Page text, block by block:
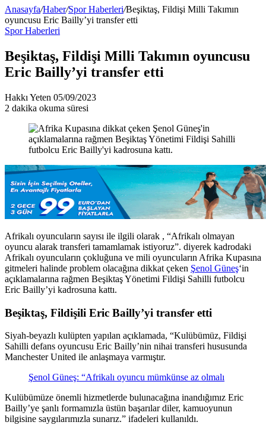
Anasayfa/Haber/Spor Haberleri/Beşiktaş, Fildişi Milli Takımın
oyuncusu Eric Bailly’yi transfer etti
Spor Haberleri
Beşiktaş, Fildişi Milli Takımın oyuncusu
Eric Bailly’yi transfer etti
Hakkı Yeten Bir
e-
göndermek
05/09/2023
2 dakika okuma süresi
Afrikalı oyuncuların sayısı ile ilgili olarak , “Afrikalı olmayan
oyuncu alarak transferi tamamlamak istiyoruz”. diyerek kadrodaki
Afrikalı oyuncuların çokluğuna ve mili oyuncuların Afrika Kupasına
gitmeleri halinde problem olacağına dikkat çeken Şenol Güneş‘in
açıklamalarına rağmen Beşiktaş Yönetimi Fildişi Sahilli futbolcu
Eric Bailly’yi kadrosuna kattı.
Beşiktaş, Fildişili Eric Bailly’yi transfer etti
Siyah-beyazlı kulüpten yapılan açıklamada, “Kulübümüz, Fildişi
Sahilli defans oyuncusu Eric Bailly’nin nihai transferi hususunda
Manchester United ile anlaşmaya varmıştır.
Şenol Güneş: “Afrikalı oyuncu mümkünse az olmalı
Kulübümüze önemli hizmetlerde bulunacağına inandığımız Eric
Bailly’ye şanlı formamızla üstün başarılar diler, kamuoyunun
bilgisine saygılarımızla sunarız.” ifadeleri kullanıldı.